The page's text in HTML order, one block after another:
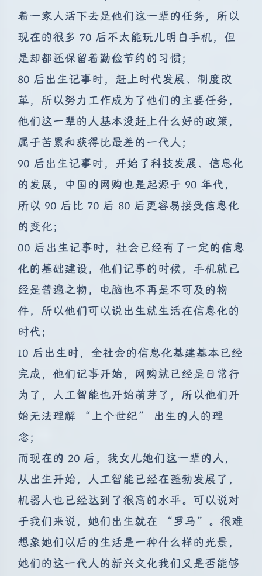
着一家人活下去是他们这一辈的任务，所以
现在的很多 70 后不太能玩儿明白手机，但
是却都还保留着勤俭节约的习惯；
80 后出生记事时，赶上时代发展、制度改
革，所以努力工作成为了他们的主要任务，
他们这一辈的人基本没赶上什么好的政策，
属于苦累和获得比最差的一代人；
90 后出生记事时，开始了科技发展、信息化
的发展，中国的网购也是起源于 90 年代，
所以 90 后比 70 后 80 后更容易接受信息化
的变化；
00 后出生记事时，社会已经有了一定的信息
化的基础建设，他们记事的时候，手机就已
经是普遍之物，电脑也不再是不可及的物
件，所以他们可以说出生就生活在信息化的
时代；
10 后出生时，全社会的信息化基建基本已经
完成，他们记事开始，网购就已经是日常行
为了，人工智能也开始萌芽了，所以他们开
始无法理解 “上个世纪” 出生的人的理
念；
而现在的 20 后，我女儿她们这一辈的人，
从出生开始，人工智能已经在蓬勃发展了，
机器人也已经达到了很高的水平。可以说对
于我们来说，她们出生就在 “罗马”。很难
想象她们以后的生活是一种什么样的光景，
她们的这一代人的新兴文化我们又是否能够